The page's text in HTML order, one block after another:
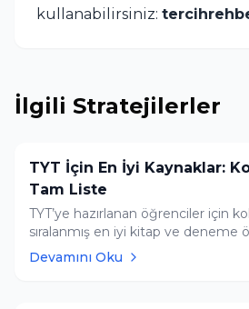
kullanabilirsiniz:
İlgili Stratejilerler
TYT İçin En İyi Kaynaklar:
Tam Liste
TYT’ye hazırlanan öğrenciler için
sıralanmış en iyi kitap ve deneme
kaynak seçimi başarıyı doğrudan
Devamını Oku